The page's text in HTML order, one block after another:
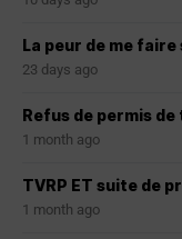
La peur de me faire
23 days ago
Refus de permis
1 month ago
TVRP ET suite de
1 month ago